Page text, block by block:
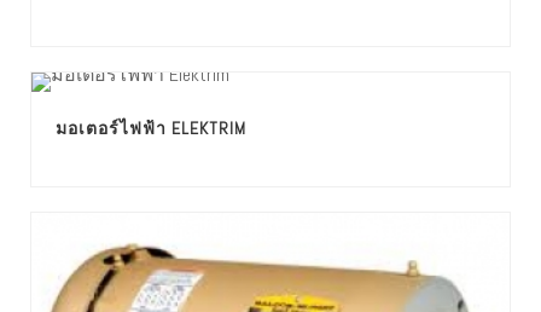
มอเตอร์ไฟฟ้า ELEKTRIM